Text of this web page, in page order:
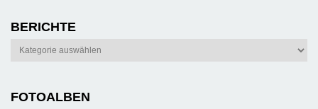
BERICHTE
Berichte
FOTOALBEN